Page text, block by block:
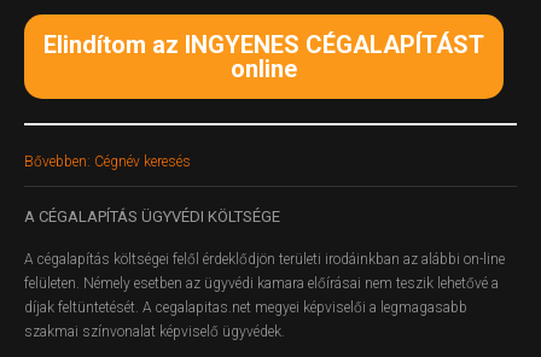
Elindítom az INGYENES CÉGALAPÍTÁST
online
Bővebben: Cégnév keresés
A CÉGALAPÍTÁS ÜGYVÉDI KÖLTSÉGE
A cégalapítás költségei felől érdeklődjön területi irodáinkban az alábbi on-line
felületen. Némely esetben az ügyvédi kamara előírásai nem teszik lehetővé a
díjak feltüntetését. A cegalapitas.net megyei képviselői a legmagasabb
szakmai színvonalat képviselő ügyvédek.